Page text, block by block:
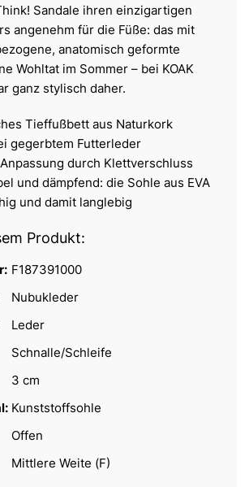
Sandale ihren einzigartigen
angenehm für die Füße: das mit
anatomisch geformte
Wohltat im Sommer – bei KOAK
ganz stylisch daher.
Tieffußbett aus Naturkork
gegerbtem Futterleder
durch Klettverschluss
und dämpfend: die Sohle aus EVA
und damit langlebig
Produkt:
F187391000
Nubukleder
Leder
Schnalle/Schleife
3 cm
Kunststoffsohle
Offen
Mittlere Weite (F)